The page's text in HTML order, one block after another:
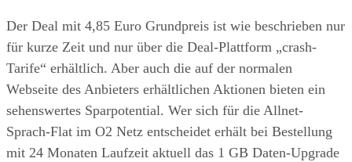
Der Deal mit 4,85 Euro Grundpreis ist wie beschrieben nur
für kurze Zeit und nur über die Deal-Plattform „crash-
Tarife“ erhältlich. Aber auch die auf der normalen
Webseite des Anbieters erhältlichen Aktionen bieten ein
sehenswertes Sparpotential. Wer sich für die Allnet-
Sprach-Flat im O2 Netz entscheidet erhält bei Bestellung
mit 24 Monaten Laufzeit aktuell das 1 GB Daten-Upgrade